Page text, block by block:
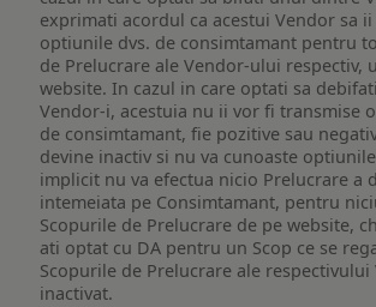
exprimati acordul ca acestui Vendor sa
optiunile dvs. de consimtamant pentru
de Prelucrare ale Vendor-ului respectiv,
website. In cazul in care optati sa
Vendor-i, acestuia nu ii vor fi transmise
de consimtamant, fie pozitive sau
devine inactiv si nu va cunoaste
implicit nu va efectua nicio Prelucrare a
intemeiata pe Consimtamant, pentru
Scopurile de Prelucrare de pe website,
ati optat cu DA pentru un Scop ce se
Scopurile de Prelucrare ale respectivului
inactivat.